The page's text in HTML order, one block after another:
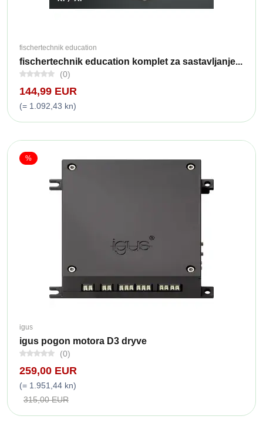
fischertechnik education
fischertechnik education komplet za sastavljanje...
(0)
144,99 EUR
(= 1.092,43 kn)
%
igus
igus pogon motora D3 dryve
(0)
259,00 EUR
(= 1.951,44 kn)
315,00 EUR